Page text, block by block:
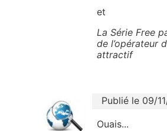
et
La Série Free
de l’opérateur
attractif
Publié le 09/
Ouais...